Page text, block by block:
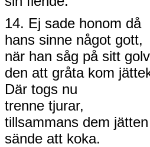
14. Ej sade honom då
hans sinne något gott,
när han såg på sitt
den att gråta kom
Där togs nu
trenne tjurar,
tillsammans dem jätten
sände att koka.